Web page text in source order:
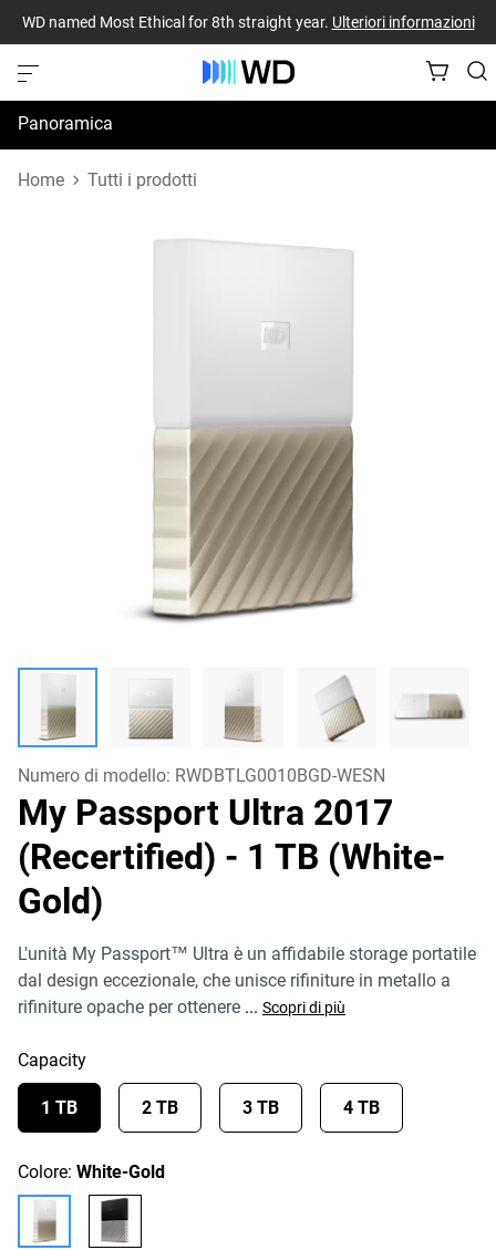
WD named Most Ethical for 8th straight year. Ulteriori informazioni
Panoramica
Specifiche
Home Tutti i prodotti
Numero di modello: RWDBTLG0010BGD-WESN
My Passport Ultra 2017
(Recertified) - 1 TB (White-
Gold)
L'unità My Passport™ Ultra è un affidabile storage portatile
dal design eccezionale, che unisce rifiniture in metallo a
rifiniture opache per ottenere ... Scopri di più
Capacity
1 TB 2 TB 3 TB 4 TB
Colore: White-Gold